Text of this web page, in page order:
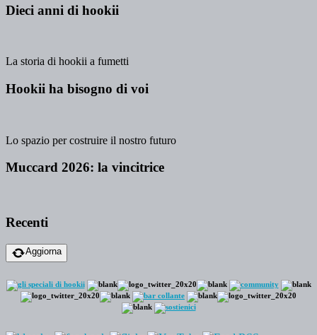
Dieci anni di hookii
La storia di hookii a fumetti
Hookii ha bisogno di voi
Lo spazio per costruire il nostro futuro
Muccard 2026: la vincitrice
Recenti
Aggiorna